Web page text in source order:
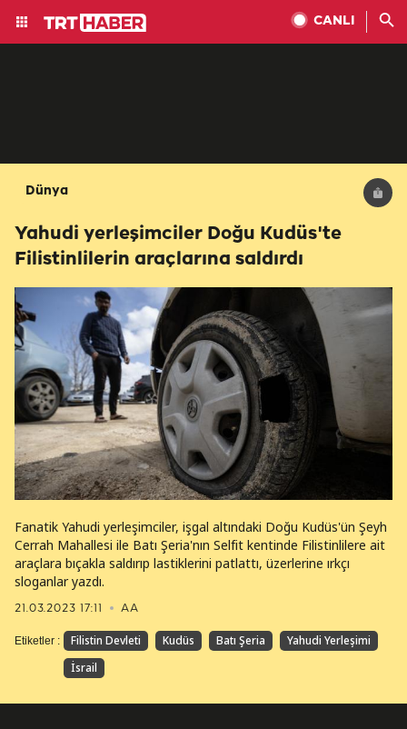
CANLI
Dünya
Yahudi yerleşimciler Doğu Kudüs'te
Filistinlilerin araçlarına saldırdı
21.03.2023 17:11 AA
Fanatik Yahudi yerleşimciler, işgal altındaki Doğu Kudüs'ün Şeyh
Cerrah Mahallesi ile Batı Şeria'nın Selfit kentinde Filistinlilere ait
araçlara bıçakla saldırıp lastiklerini patlattı, üzerlerine ırkçı
sloganlar yazdı.
Etiketler : Filistin Devleti Kudüs Batı Şeria
Yahudi Yerleşimi
İsrail